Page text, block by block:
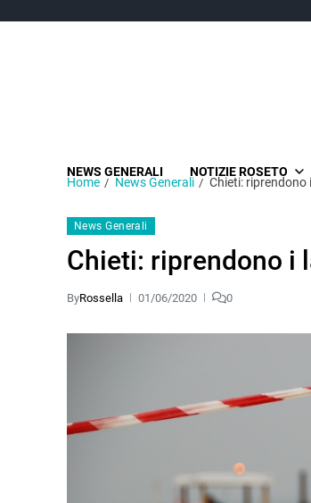
NEWS GENERALI NOTIZIE ROSETO
Home News Generali Chieti: riprendono
News Generali
Chieti: riprendono i
ByRossella 01/06/2020 0